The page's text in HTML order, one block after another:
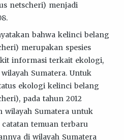
netscheri) menjadi
bahwa kelinci belang
merupakan spesies
informasi terkait ekologi,
Sumatera. Untuk
ekologi kelinci belang
pada tahun 2012
wilayah Sumatera untuk
temuan terbaru
di wilayah Sumatera